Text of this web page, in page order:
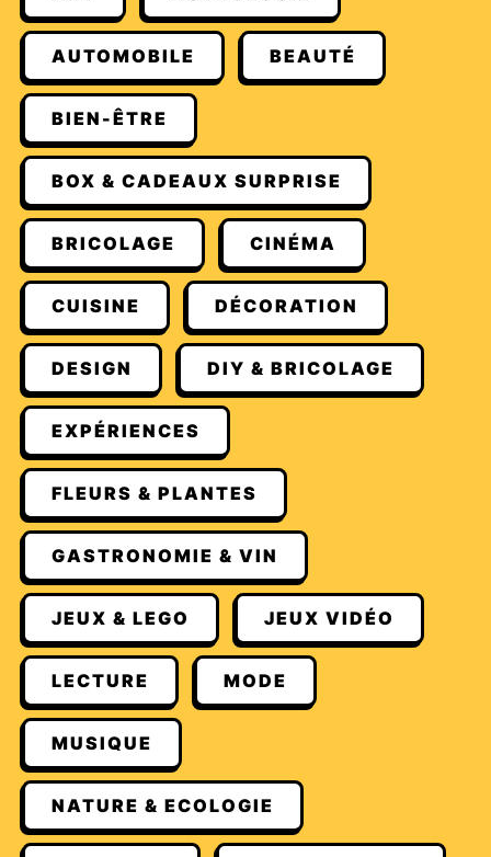
AUTOMOBILE BEAUTÉ
BIEN-ÊTRE
BOX & CADEAUX SURPRISE
BRICOLAGE CINÉMA
CUISINE DÉCORATION
DESIGN DIY & BRICOLAGE
EXPÉRIENCES
FLEURS & PLANTES
GASTRONOMIE & VIN
JEUX & LEGO JEUX VIDÉO
LECTURE MODE
MUSIQUE
NATURE & ECOLOGIE